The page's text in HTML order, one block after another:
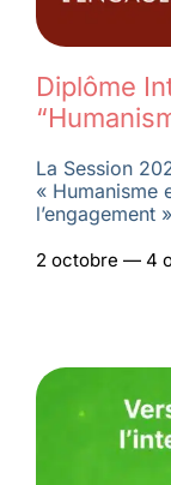
Diplôme
La Session
« Humanisme
l’engagement
2 octobre — 4